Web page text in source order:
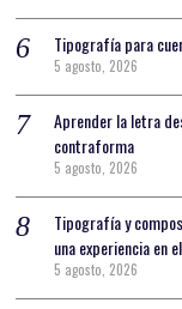
Tipografía para
5 agosto, 2026
Aprender la letra
contraforma
5 agosto, 2026
Tipografía y
una experiencia en
5 agosto, 2026